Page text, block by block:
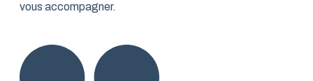
vous accompagner.